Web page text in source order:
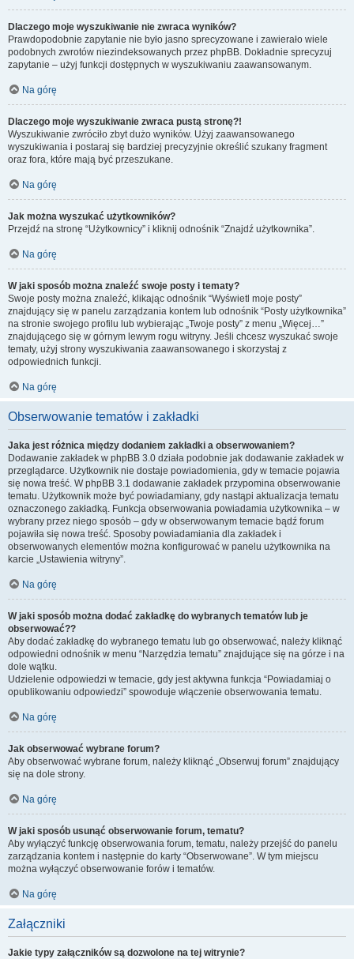
Dlaczego moje wyszukiwanie nie zwraca wyników?
Prawdopodobnie zapytanie nie było jasno sprecyzowane i zawierało wiele
podobnych zwrotów niezindeksowanych przez phpBB. Dokładnie sprecyzuj
zapytanie – użyj funkcji dostępnych w wyszukiwaniu zaawansowanym.
Na górę
Dlaczego moje wyszukiwanie zwraca pustą stronę?!
Wyszukiwanie zwróciło zbyt dużo wyników. Użyj zaawansowanego
wyszukiwania i postaraj się bardziej precyzyjnie określić szukany fragment
oraz fora, które mają być przeszukane.
Na górę
Jak można wyszukać użytkowników?
Przejdź na stronę “Użytkownicy” i kliknij odnośnik “Znajdź użytkownika”.
Na górę
W jaki sposób można znaleźć swoje posty i tematy?
Swoje posty można znaleźć, klikając odnośnik “Wyświetl moje posty”
znajdujący się w panelu zarządzania kontem lub odnośnik “Posty użytkownika”
na stronie swojego profilu lub wybierając „Twoje posty” z menu „Więcej…”
znajdującego się w górnym lewym rogu witryny. Jeśli chcesz wyszukać swoje
tematy, użyj strony wyszukiwania zaawansowanego i skorzystaj z
odpowiednich funkcji.
Na górę
Obserwowanie tematów i zakładki
Jaka jest różnica między dodaniem zakładki a obserwowaniem?
Dodawanie zakładek w phpBB 3.0 działa podobnie jak dodawanie zakładek w
przeglądarce. Użytkownik nie dostaje powiadomienia, gdy w temacie pojawia
się nowa treść. W phpBB 3.1 dodawanie zakładek przypomina obserwowanie
tematu. Użytkownik może być powiadamiany, gdy nastąpi aktualizacja tematu
oznaczonego zakładką. Funkcja obserwowania powiadamia użytkownika – w
wybrany przez niego sposób – gdy w obserwowanym temacie bądź forum
pojawiła się nowa treść. Sposoby powiadamiania dla zakładek i
obserwowanych elementów można konfigurować w panelu użytkownika na
karcie „Ustawienia witryny”.
Na górę
W jaki sposób można dodać zakładkę do wybranych tematów lub je
obserwować??
Aby dodać zakładkę do wybranego tematu lub go obserwować, należy kliknąć
odpowiedni odnośnik w menu “Narzędzia tematu” znajdujące się na górze i na
dole wątku.
Udzielenie odpowiedzi w temacie, gdy jest aktywna funkcja “Powiadamiaj o
opublikowaniu odpowiedzi” spowoduje włączenie obserwowania tematu.
Na górę
Jak obserwować wybrane forum?
Aby obserwować wybrane forum, należy kliknąć „Obserwuj forum” znajdujący
się na dole strony.
Na górę
W jaki sposób usunąć obserwowanie forum, tematu?
Aby wyłączyć funkcję obserwowania forum, tematu, należy przejść do panelu
zarządzania kontem i następnie do karty “Obserwowane”. W tym miejscu
można wyłączyć obserwowanie forów i tematów.
Na górę
Załączniki
Jakie typy załączników są dozwolone na tej witrynie?